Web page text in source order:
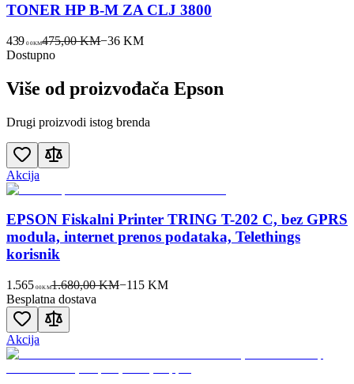
TONER HP B-M ZA CLJ 3800
439 00KM475,00 KM−36 KM
Dostupno
Više od proizvođača Epson
Drugi proizvodi istog brenda
Akcija
EPSON Fiskalni Printer TRING T-202 C, bez GPRS
modula, internet prenos podataka, Telethings
korisnik
1.565 00KM1.680,00 KM−115KM
Besplatna dostava
Akcija